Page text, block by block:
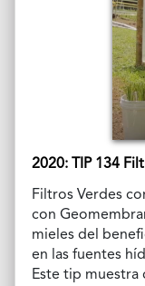
2020: TIP 134
Filtros Verdes
con
mieles del
en las fuentes
Este tip muestra